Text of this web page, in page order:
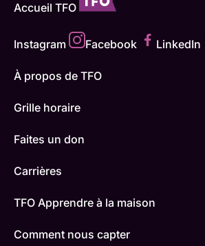
Accueil TFO
Instagram Facebook LinkedIn
À propos de TFO
Grille horaire
Faites un don
Carrières
TFO Apprendre à la maison
Comment nous capter